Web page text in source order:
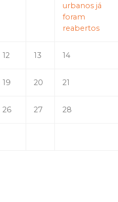
urbanos já
foram
reabertos
12 13 14
19 20 21
26 27 28